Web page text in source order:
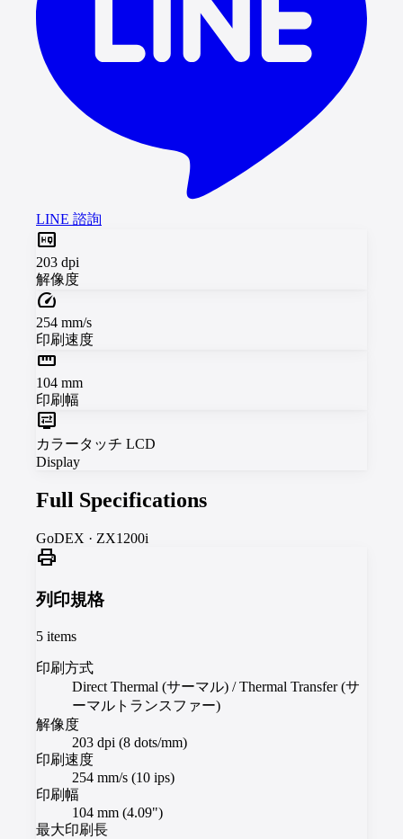
LINE 諮詢
high_quality
203 dpi
解像度
speed
254 mm/s
印刷速度
straighten
104 mm
印刷幅
display_settings
カラータッチ LCD
Display
Full Specifications
GoDEX · ZX1200i
print
列印規格
5 items
印刷方式
Direct Thermal (サーマル) / Thermal Transfer (サ
ーマルトランスファー)
解像度
203 dpi (8 dots/mm)
印刷速度
254 mm/s (10 ips)
印刷幅
104 mm (4.09")
最大印刷長